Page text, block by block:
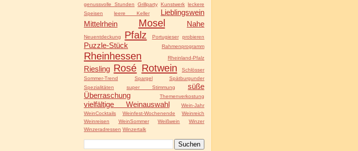
genussvolle Stunden Grillparty Kunstwerk leckere
Speisen
leere Keller
Lieblingswein
Mittelrhein
Mosel Nahe
Neuentdeckung Pfalz Portugieser probieren
Puzzle-Stück Rahmenprogramm
Rheinhessen Rheinland-Pfalz
Riesling Rosé Rotwein
Schlösser
Sommer-Trend
Spargel
Spätburgunder
Spezialitäten
super Stimmung
süße
Überraschung
Themenverkostung
vielfältige Weinauswahl
Wein-Jahr
WeinCocktails
Weinfest-Wochenende
Weinreich
Weinreisen
WeinSommer Weißwein
Winzer
Winzeradressen Winzertalk